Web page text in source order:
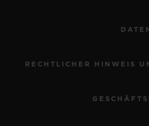
RECHTLICHER HINWEIS